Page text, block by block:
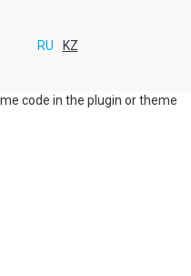
in
code in the plugin or theme
RU KZ